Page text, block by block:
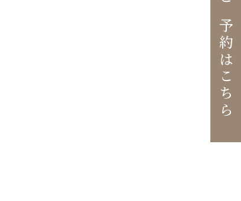
ご予約はこちら